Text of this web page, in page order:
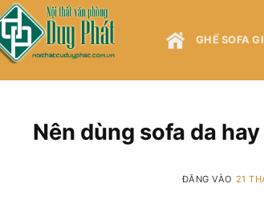
GHẾ SOFA
Nên dùng sofa da
ĐĂNG VÀO 21